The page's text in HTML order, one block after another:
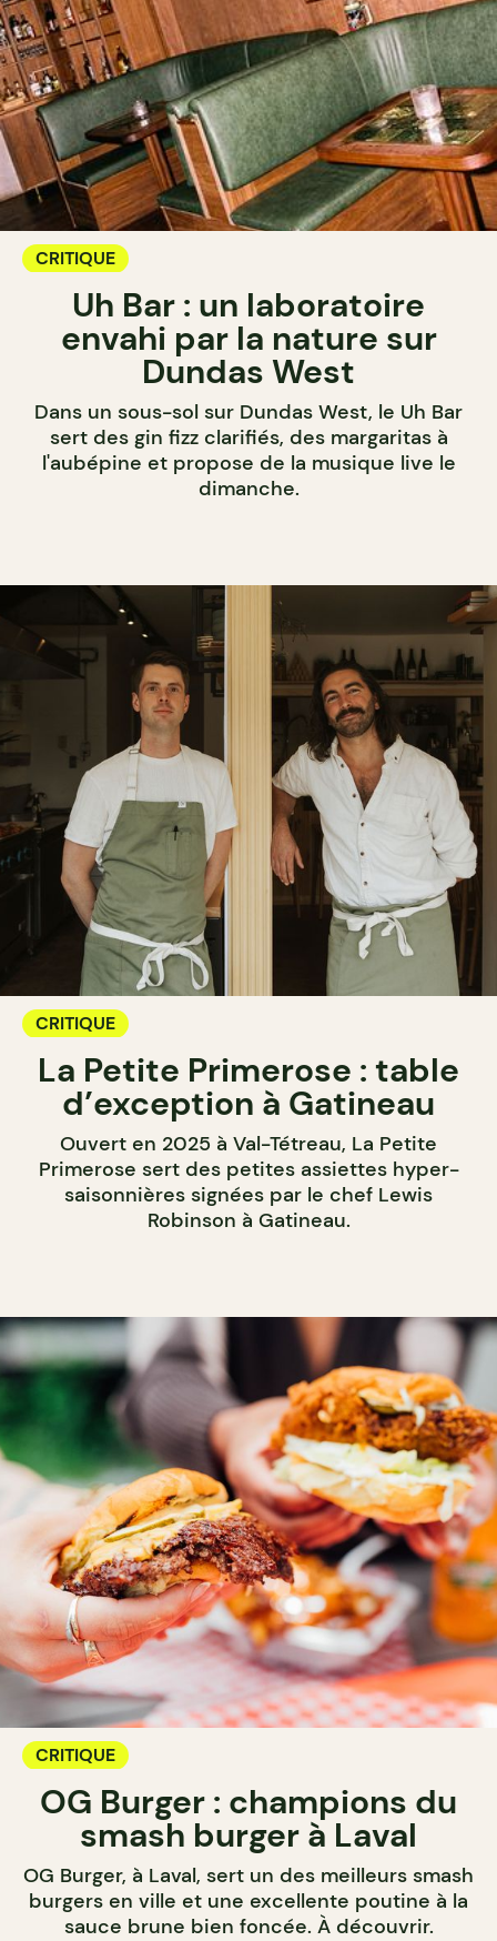
CRITIQUE
Uh Bar : un laboratoire
envahi par la nature sur
Dundas West
Dans un sous-sol sur Dundas West, le Uh Bar
sert des gin fizz clarifiés, des margaritas à
l'aubépine et propose de la musique live le
dimanche.
CRITIQUE
La Petite Primerose : table
d’exception à Gatineau
Ouvert en 2025 à Val-Tétreau, La Petite
Primerose sert des petites assiettes hyper-
saisonnières signées par le chef Lewis
Robinson à Gatineau.
CRITIQUE
OG Burger : champions du
smash burger à Laval
OG Burger, à Laval, sert un des meilleurs smash
burgers en ville et une excellente poutine à la
sauce brune bien foncée. À découvrir.